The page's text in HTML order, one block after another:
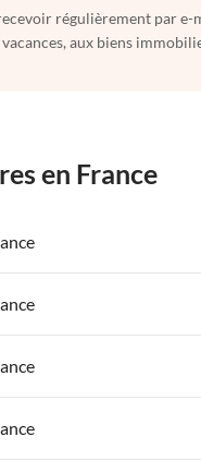
régulièrement par
aux biens
en France
de Vacances à Paris-Ile de
de Vacances à la
de Vacances à Paris-Ile de
de Vacances à la
de Vacances à Paris-Ile de
de Vacances à la